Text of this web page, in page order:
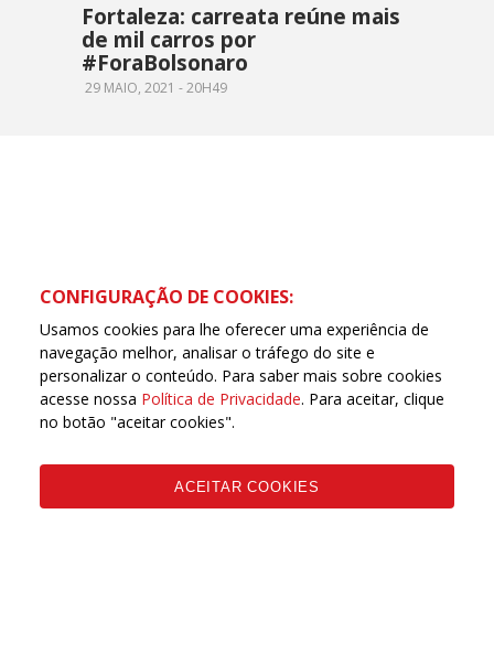
Fortaleza: carreata reúne mais
de mil carros por
#ForaBolsonaro
29 MAIO, 2021 - 20H49
CONFIGURAÇÃO DE COOKIES:
Usamos cookies para lhe oferecer uma experiência de
navegação melhor, analisar o tráfego do site e
personalizar o conteúdo. Para saber mais sobre cookies
acesse nossa Política de Privacidade. Para aceitar, clique
no botão "aceitar cookies".
ACEITAR COOKIES